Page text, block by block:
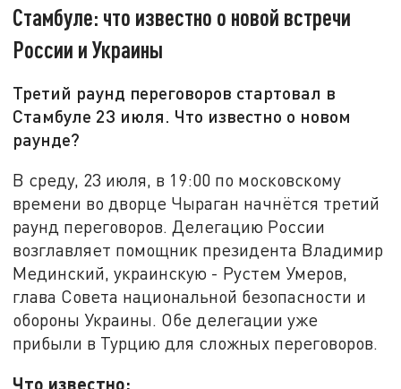
Стамбуле: что известно о новой встречи
России и Украины
Третий раунд переговоров стартовал в
Стамбуле 23 июля. Что известно о новом
раунде?
В среду, 23 июля, в 19:00 по московскому
времени во дворце Чыраган начнётся третий
раунд переговоров. Делегацию России
возглавляет помощник президента Владимир
Мединский, украинскую - Рустем Умеров,
глава Совета национальной безопасности и
обороны Украины. Обе делегации уже
прибыли в Турцию для сложных переговоров.
Что известно: